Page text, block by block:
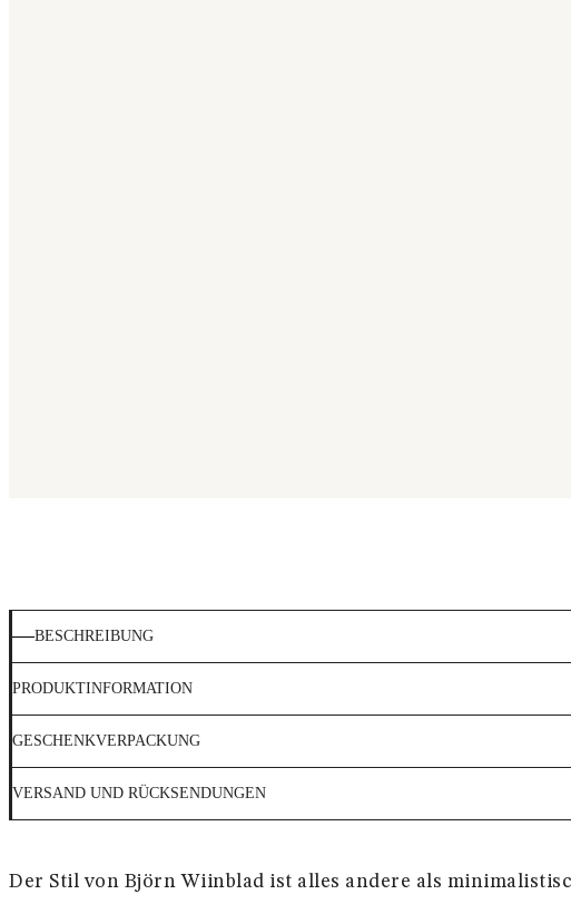
BESCHREIBUNG
PRODUKTINFORMATION
GESCHENKVERPACKUNG
VERSAND UND RÜCKSENDUNGEN
Der Stil von Björn Wiinblad ist alles andere als